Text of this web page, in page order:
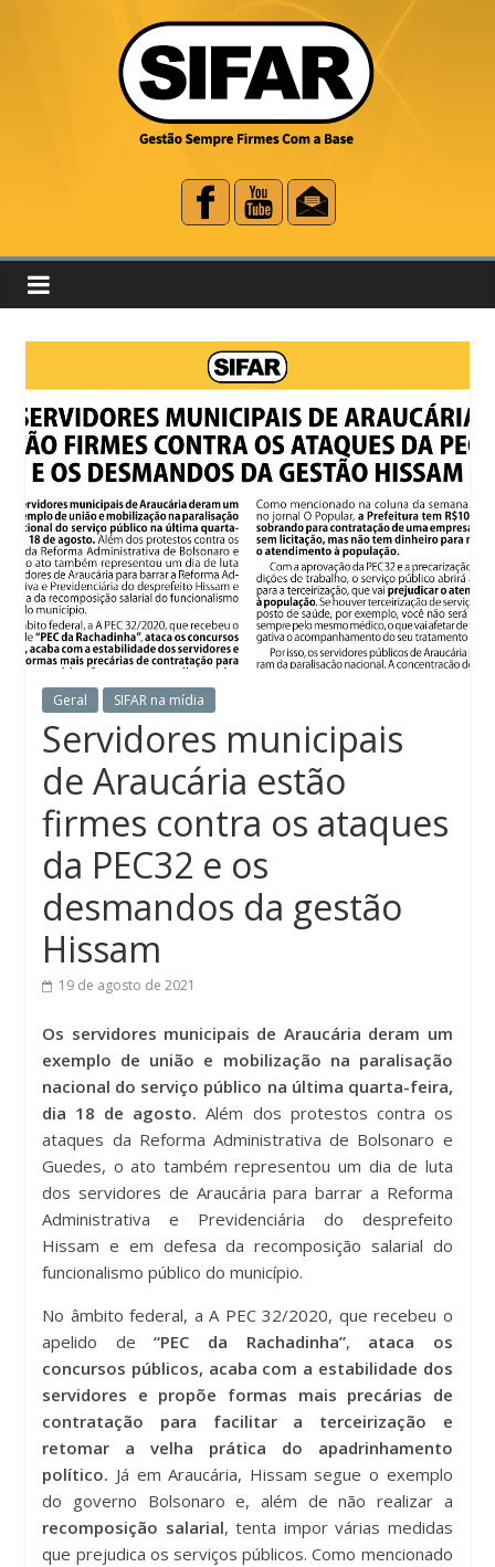
Geral SIFAR na mídia
Servidores municipais
de Araucária estão
firmes contra os ataques
da PEC32 e os
desmandos da gestão
Hissam
19 de agosto de 2021
Os servidores municipais de Araucária deram um
exemplo de união e mobilização na paralisação
nacional do serviço público na última quarta-feira,
dia 18 de agosto. Além dos protestos contra os
ataques da Reforma Administrativa de Bolsonaro e
Guedes, o ato também representou um dia de luta
dos servidores de Araucária para barrar a Reforma
Administrativa e Previdenciária do desprefeito
Hissam e em defesa da recomposição salarial do
funcionalismo público do município.
No âmbito federal, a A PEC 32/2020, que recebeu o
apelido de“PEC da Rachadinha”, ataca os
concursos públicos, acaba com a estabilidade dos
servidores e propõe formas mais precárias de
contratação para facilitar a terceirização e
retomar a velha prática do apadrinhamento
político. Já em Araucária, Hissam segue o exemplo
do governo Bolsonaro e, além de não realizar a
recomposição salarial, tenta impor várias medidas
que prejudica os serviços públicos. Como mencionado